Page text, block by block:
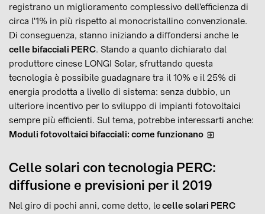
registrano un miglioramento complessivo dell'efficienza di
circa l'1% in più rispetto al monocristallino convenzionale.
Di conseguenza, stanno iniziando a diffondersi anche le
celle bifacciali PERC. Stando a quanto dichiarato dal
produttore cinese LONGI Solar, sfruttando questa
tecnologia è possibile guadagnare tra il 10% e il 25% di
energia prodotta a livello di sistema: senza dubbio, un
ulteriore incentivo per lo sviluppo di impianti fotovoltaici
sempre più efficienti. Sul tema, potrebbe interessarti anche:
Moduli fotovoltaici bifacciali: come funzionano
Celle solari con tecnologia PERC:
diffusione e previsioni per il 2019
Nel giro di pochi anni, come detto, lecelle solari PERC